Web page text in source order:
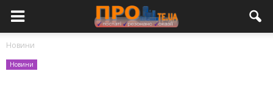
Новини
Новини